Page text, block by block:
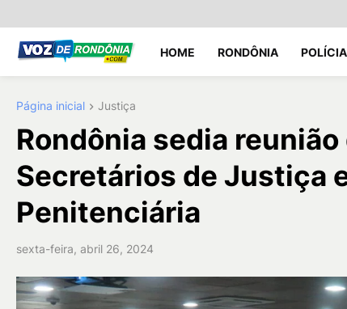
HOME RONDÔNIA POLÍCIA
Página inicial Justiça
Rondônia sedia
Secretários de Justiça
Penitenciária
sexta-feira, abril 26, 2024